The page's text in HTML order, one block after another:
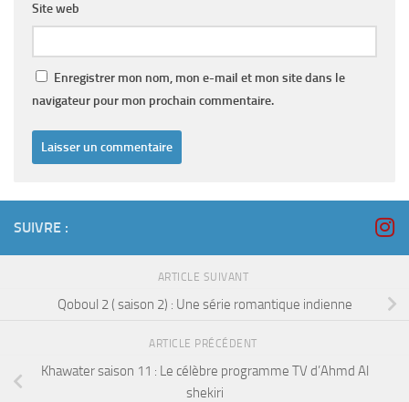
Site web
Enregistrer mon nom, mon e-mail et mon site dans le
navigateur pour mon prochain commentaire.
SUIVRE :
ARTICLE SUIVANT
Qoboul 2 ( saison 2) : Une série romantique indienne
ARTICLE PRÉCÉDENT
Khawater saison 11 : Le célèbre programme TV d’Ahmd Al
shekiri